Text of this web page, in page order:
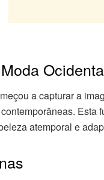
a capturar a
Esta
atemporal e